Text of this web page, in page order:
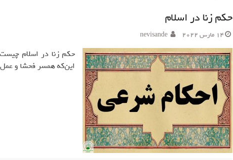
حکم زنا در اسلام
14 مارس 2022 nevisande
حکم زنا در اسلام
این‌که همسر فحشا و